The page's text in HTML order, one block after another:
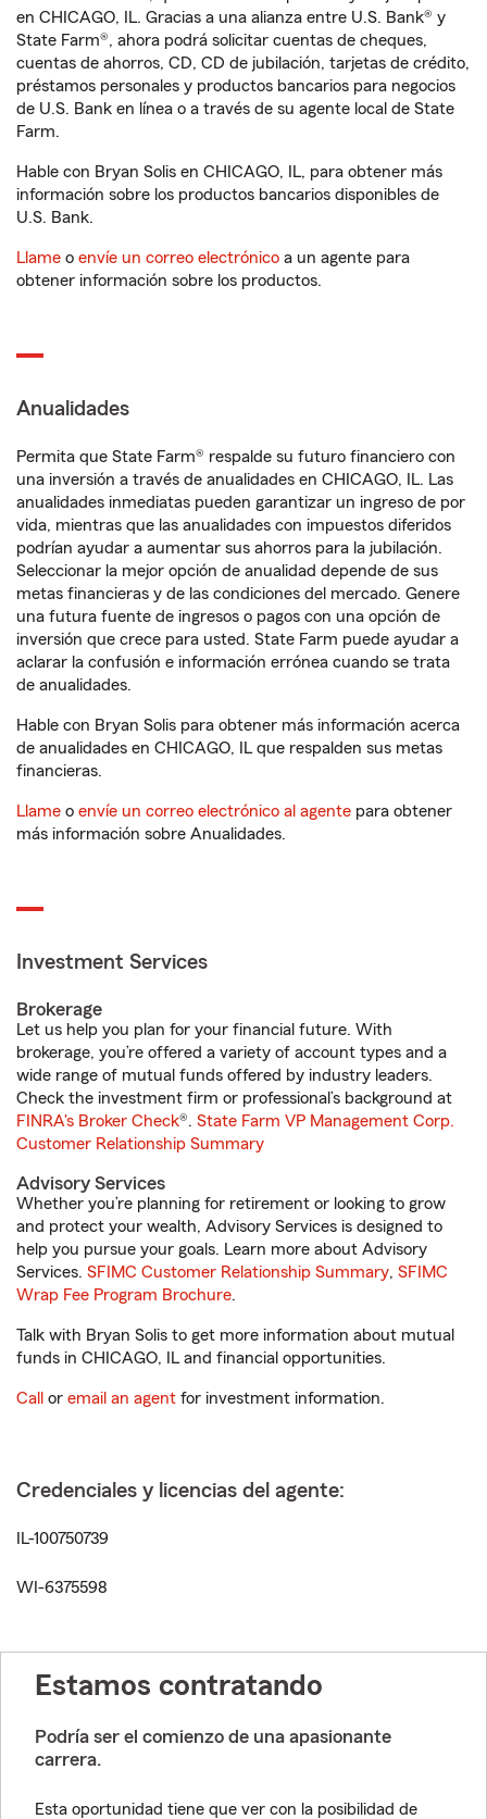
en CHICAGO, IL. Gracias a una alianza entre U.S. Bank® y
State Farm®, ahora podrá solicitar cuentas de cheques,
cuentas de ahorros, CD, CD de jubilación, tarjetas de crédito,
préstamos personales y productos bancarios para negocios
de U.S. Bank en línea o a través de su agente local de State
Farm.
Hable con Bryan Solis en CHICAGO, IL, para obtener más
información sobre los productos bancarios disponibles de
U.S. Bank.
Llame o envíe un correo electrónico a un agente para
obtener información sobre los productos.
Anualidades
Permita que State Farm® respalde su futuro financiero con
una inversión a través de anualidades en CHICAGO, IL. Las
anualidades inmediatas pueden garantizar un ingreso de por
vida, mientras que las anualidades con impuestos diferidos
podrían ayudar a aumentar sus ahorros para la jubilación.
Seleccionar la mejor opción de anualidad depende de sus
metas financieras y de las condiciones del mercado. Genere
una futura fuente de ingresos o pagos con una opción de
inversión que crece para usted. State Farm puede ayudar a
aclarar la confusión e información errónea cuando se trata
de anualidades.
Hable con Bryan Solis para obtener más información acerca
de anualidades en CHICAGO, IL que respalden sus metas
financieras.
Llame o envíe un correo electrónico al agente para obtener
más información sobre Anualidades.
Investment Services
Brokerage
Let us help you plan for your financial future. With
brokerage, you’re offered a variety of account types and a
wide range of mutual funds offered by industry leaders.
Check the investment firm or professional’s background at
FINRA's Broker Check®. State Farm VP Management Corp.
Customer Relationship Summary
Advisory Services
Whether you’re planning for retirement or looking to grow
and protect your wealth, Advisory Services is designed to
help you pursue your goals. Learn more about Advisory
Services. SFIMC Customer Relationship Summary, SFIMC
Wrap Fee Program Brochure.
Talk with Bryan Solis to get more information about mutual
funds in CHICAGO, IL and financial opportunities.
Call or email an agent for investment information.
Credenciales y licencias del agente:
IL-100750739
WI-6375598
Estamos contratando
Podría ser el comienzo de una apasionante
carrera.
Esta oportunidad tiene que ver con la posibilidad de